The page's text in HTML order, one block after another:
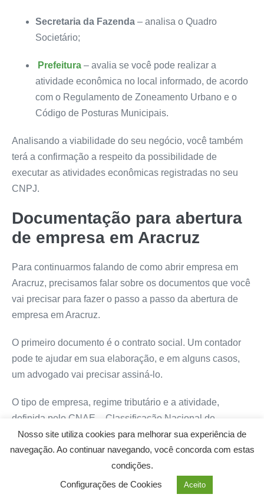
Secretaria da Fazenda – analisa o Quadro
Societário;
Prefeitura – avalia se você pode realizar a
atividade econômica no local informado, de acordo
com o Regulamento de Zoneamento Urbano e o
Código de Posturas Municipais.
Analisando a viabilidade do seu negócio, você também
terá a confirmação a respeito da possibilidade de
executar as atividades econômicas registradas no seu
CNPJ.
Documentação para abertura
de empresa em Aracruz
Para continuarmos falando de como abrir empresa em
Aracruz, precisamos falar sobre os documentos que você
vai precisar para fazer o passo a passo da abertura de
empresa em Aracruz.
O primeiro documento é o contrato social. Um contador
pode te ajudar em sua elaboração, e em alguns casos,
um advogado vai precisar assiná-lo.
O tipo de empresa, regime tributário e a atividade,
definida pelo CNAE – Classificação Nacional de
Atividades Econômicas, são informações que precisam
estar no contrato social.
Você também vai precisar de outros documentos, como:
Nosso site utiliza cookies para melhorar sua experiência de
navegação. Ao continuar navegando, você concorda com estas
condições.
Configurações de Cookies
Aceito